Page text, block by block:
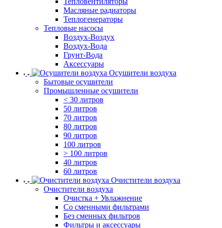
Масляные радиаторы
Теплогенераторы
Тепловые насосы
Воздух-Воздух
Воздух-Вода
Грунт-Вода
Аксессуары
Осушители воздуха
Бытовые осушители
Промышленные осушители
< 30 литров
50 литров
70 литров
80 литров
90 литров
100 литров
> 100 литров
40 литров
60 литров
Очистители воздуха
Очистители воздуха
Очистка + Увлажнение
Cо сменными фильтрами
Без сменных фильтров
Фильтры и аксессуары